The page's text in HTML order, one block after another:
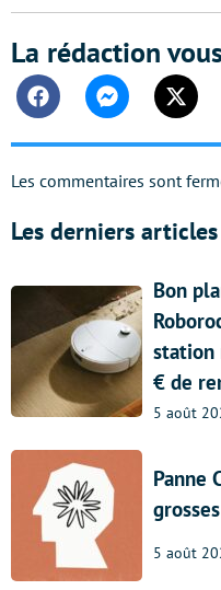
La rédaction
FacebookMessenger
Les commentaires sont
Les derniers articles
Bon
station
€ de
5 août
Panne
5 août